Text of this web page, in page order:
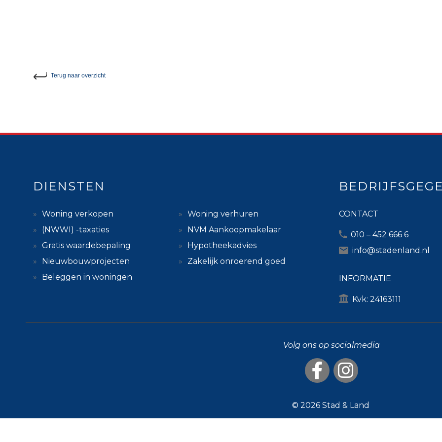
Terug naar overzicht
DIENSTEN
Woning verkopen
Woning verhuren
(NWWI) -taxaties
NVM Aankoopmakelaar
Gratis waardebepaling
Hypotheekadvies
Nieuwbouwprojecten
Zakelijk onroerend goed
Beleggen in woningen
CONTACT
010 – 452 666 6
info@stadenland.nl
INFORMATIE
Kvk: 24163111
Volg ons op socialmedia
© 2026 Stad & Land